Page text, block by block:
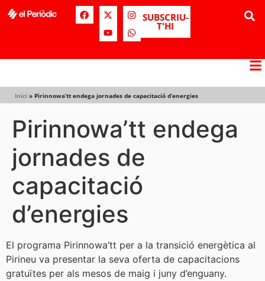
SUBSCRIU-
T'HI
Inici » Pirinnowa’tt endega jornades de capacitació d’energies
Pirinnowa’tt endega
jornades de
capacitació
d’energies
El programa Pirinnowa’tt per a la transició energètica al
Pirineu va presentar la seva oferta de capacitacions
gratuïtes per als mesos de maig i juny d’enguany.